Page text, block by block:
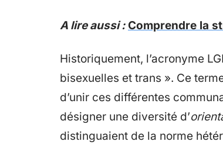
A lire aussi : Comprendre la
Historiquement, l’acronyme
bisexuelles et trans ». Ce
d’unir ces différentes
désigner une diversité d’
distinguaient de la norme